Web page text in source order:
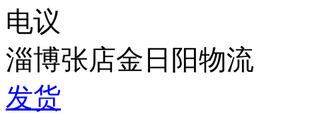
电议
淄博张店金日阳物流
发货